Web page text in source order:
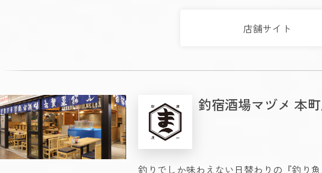
店舗サイト
釣宿酒場マヅメ 本
釣りでしか味わえない日替わりの『釣り